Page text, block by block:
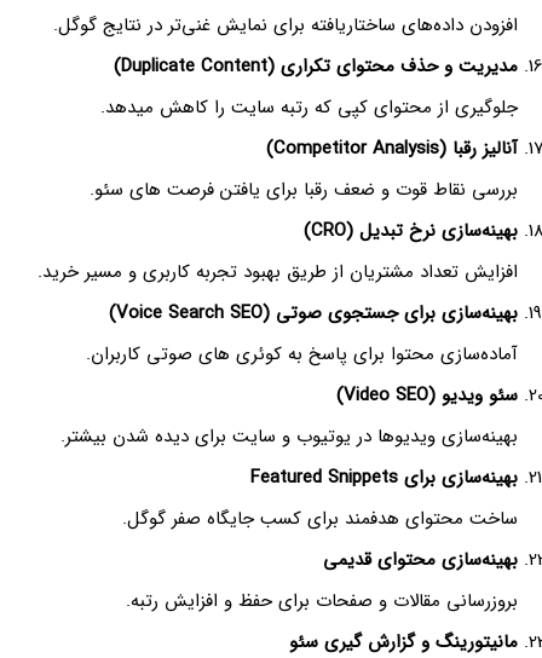
افزودن داده‌های ساختاریافته برای نمایش غنی‌تر در نتایج گوگل.
مدیریت و حذف محتوای تکراری (Duplicate Content)
جلوگیری از محتوای کپی که رتبه سایت را کاهش میدهد.
آنالیز رقبا (Competitor Analysis)
بررسی نقاط قوت و ضعف رقبا برای یافتن فرصت های سئو.
بهینه‌سازی نرخ تبدیل (CRO)
افزایش تعداد مشتریان از طریق بهبود تجربه کاربری و مسیر خرید.
بهینه‌سازی برای جستجوی صوتی (Voice Search SEO)
آماده‌سازی محتوا برای پاسخ به کوئری های صوتی کاربران.
سئو ویدیو (Video SEO)
بهینه‌سازی ویدیوها در یوتیوب و سایت برای دیده شدن بیشتر.
بهینه‌سازی برای Featured Snippets
ساخت محتوای هدفمند برای کسب جایگاه صفر گوگل.
بهینه‌سازی محتوای قدیمی
بروزرسانی مقالات و صفحات برای حفظ و افزایش رتبه.
مانیتورینگ و گزارش گیری سئو